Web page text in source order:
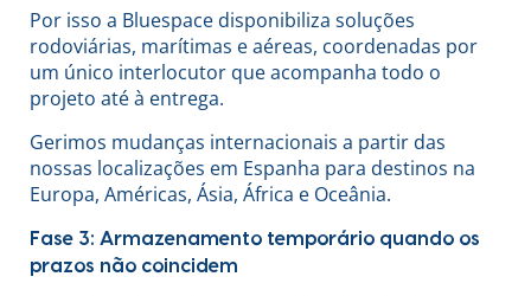
Por isso a Bluespace disponibiliza soluções
rodoviárias, marítimas e aéreas, coordenadas por
um único interlocutor que acompanha todo o
projeto até à entrega.
Gerimos mudanças internacionais a partir das
nossas localizações em Espanha para destinos na
Europa, Américas, Ásia, África e Oceânia.
Fase 3: Armazenamento temporário quando os
prazos não coincidem